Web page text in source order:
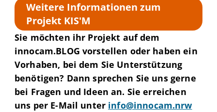
Weitere Informationen zum
Projekt KIS'M
Sie möchten ihr Projekt auf dem
innocam.BLOG vorstellen oder haben ein
Vorhaben, bei dem Sie Unterstützung
benötigen? Dann sprechen Sie uns gerne
bei Fragen und Ideen an. Sie erreichen
uns per E-Mail unter info@innocam.nrw